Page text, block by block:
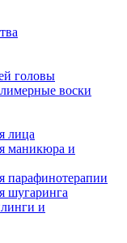
головы
воски
лица
маникюра и
парафинотерапии
шугаринга
и